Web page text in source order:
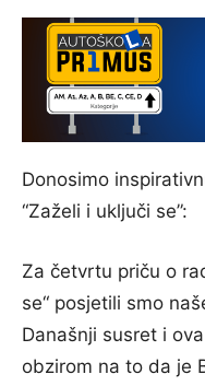
Donosimo
“Zaželi i uključi se”:
Za četvrtu priču o
se“ posjetili smo
Današnji susret i
obzirom na to da je